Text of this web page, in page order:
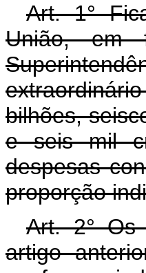
Art. 1°
União, em
bilhões,
e seis mil
despesas
proporção
Art. 2° Os
artigo